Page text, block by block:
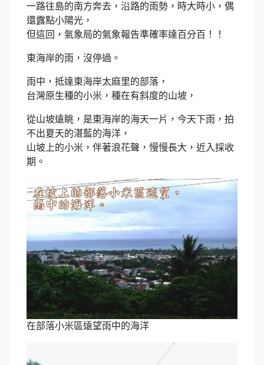
一路往島的南方奔去，沿路的雨勢，時大時小，偶
還露點小陽光，
但這回，氣象局的氣象報告準確率達百分百！！
東海岸的雨，沒停過。
雨中，抵達東海岸太麻里的部落，
台灣原生種的小米，種在有斜度的山坡，
從山坡遠眺，是東海岸的海天一片，今天下雨，拍
不出夏天的湛藍的海洋，
山坡上的小米，伴著浪花聲，慢慢長大，近入採收
期。
在部落小米區遠望雨中的海洋